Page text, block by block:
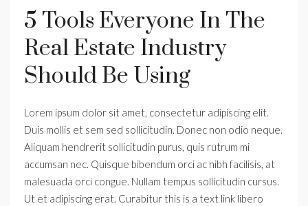
5 Tools Everyone In The
Real Estate Industry
Should Be Using
Lorem ipsum dolor sit amet, consectetur adipiscing elit.
Duis mollis et sem sed sollicitudin. Donec non odio neque.
Aliquam hendrerit sollicitudin purus, quis rutrum mi
accumsan nec. Quisque bibendum orci ac nibh facilisis, at
malesuada orci congue. Nullam tempus sollicitudin cursus.
Ut et adipiscing erat. Curabitur this is a text link libero